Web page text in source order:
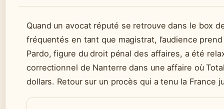
Quand un avocat réputé se retrouve dans le box
fréquentés en tant que magistrat, l’audience
Pardo, figure du droit pénal des affaires, a été
correctionnel de Nanterre dans une affaire où
dollars. Retour sur un procès qui a tenu la France